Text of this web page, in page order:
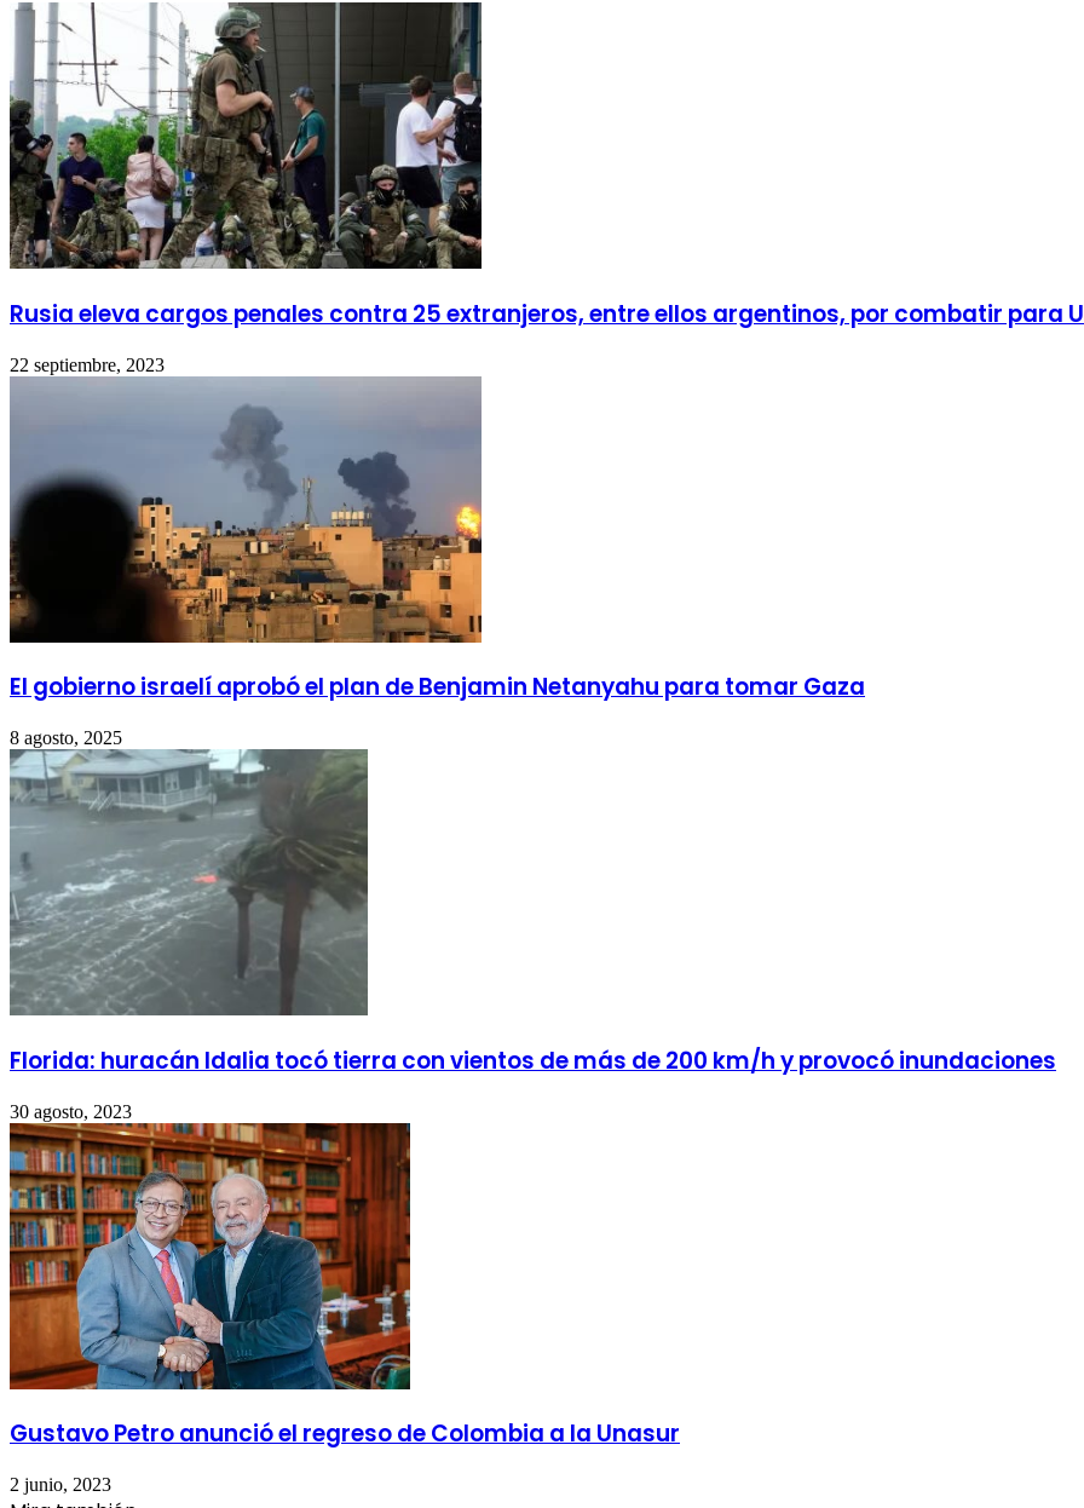
Rusia eleva cargos penales contra 25 extranjeros, entre ellos argentinos, por combatir para
22 septiembre, 2023
El gobierno israelí aprobó el plan de Benjamin Netanyahu para tomar Gaza
8 agosto, 2025
Florida: huracán Idalia tocó tierra con vientos de más de 200 km/h y provocó inundaciones
30 agosto, 2023
Gustavo Petro anunció el regreso de Colombia a la Unasur
2 junio, 2023